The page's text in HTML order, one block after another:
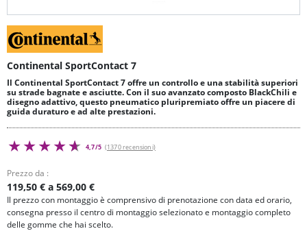
Continental SportContact 7
Il Continental SportContact 7 offre un controllo e una stabilità superiori
su strade bagnate e asciutte. Con il suo avanzato composto BlackChili e
disegno adattivo, questo pneumatico pluripremiato offre un piacere di
guida duraturo e ad alte prestazioni.
4,7/5 (1370 recensioni)
Prezzo da :
119,50 € a 569,00 €
Il prezzo con montaggio è comprensivo di prenotazione con data ed orario,
consegna presso il centro di montaggio selezionato e montaggio completo
delle gomme che hai scelto.